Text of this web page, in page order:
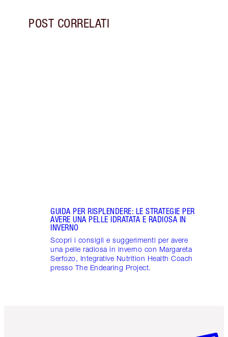
POST CORRELATI
GUIDA PER RISPLENDERE: LE STRATEGIE PER
AVERE UNA PELLE IDRATATA E RADIOSA IN
INVERNO
Scopri i consigli e suggerimenti per avere
una pelle radiosa in inverno con Margareta
Serfozo, Integrative Nutrition Health Coach
presso The Endearing Project.